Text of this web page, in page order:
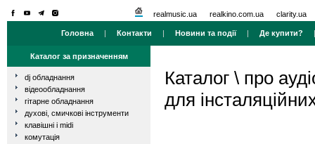
realmusic.ua realkino.com.ua clarity.ua
Головна | Контакти | Новини та події| Де купити?
Каталог за призначенням
dj обладнання
відеообладнання
гітарне обладнання
духові, смичкові інструменти
клавішні і midi
комутація
Каталог \ про
для